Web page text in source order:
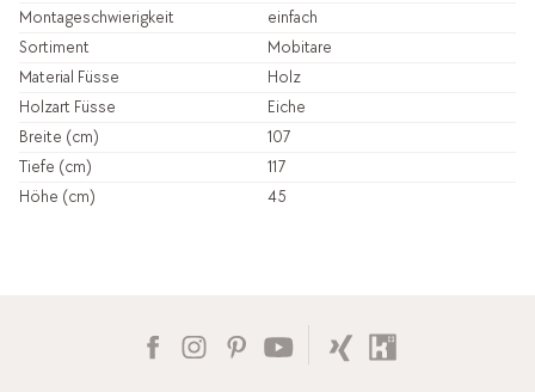
Montageschwierigkeit
einfach
Sortiment
Mobitare
Material Füsse
Holz
Holzart Füsse
Eiche
Breite (cm)
107
Tiefe (cm)
117
Höhe (cm)
45